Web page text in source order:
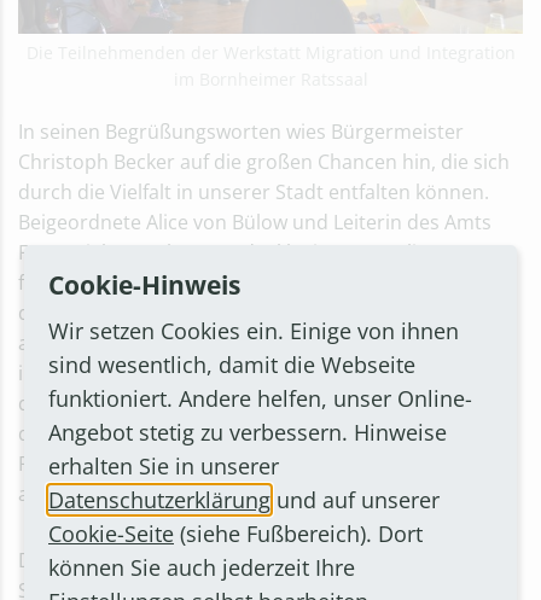
In seinen Begrüßungsworten wies Bürgermeister
Christoph Becker auf die großen Chancen hin, die sich
durch die Vielfalt in unserer Stadt entfalten können.
Beigeordnete Alice von Bülow und Leiterin des Amts
Für Soziales, Wohnen und Inklusion, Cornelia Löwe,
führten durch die Veranstaltung, die als World-Café
durchgeführt wurde. Diese Methode wurde
ausgewählt, um gezielt die Anwesenden miteinander
ins Gespräch zu bringen und lösungsorientiert zu
diskutieren. Dazu gab es Thementische, an denen sich
die Teilnehmenden unter der Leitung von
Referentinnen und Referenten mit vielfältigen Themen
auseinandersetzten.
Das Thema Arbeitsmarkt und Bildung leitete der Arzt,
Schriftsteller und Referent Dr. Mimoun Azizi. Isabelle
Cookie-Hinweis
Wir setzen Cookies ein. Einige von ihnen
sind wesentlich, damit die Webseite
funktioniert. Andere helfen, unser Online-
Angebot stetig zu verbessern. Hinweise
erhalten Sie in unserer
Datenschutzerklärung und auf unserer
Cookie-Seite (siehe Fußbereich). Dort
können Sie auch jederzeit Ihre